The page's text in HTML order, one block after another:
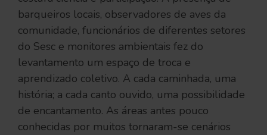
barqueiros locais, observadores de aves da
comunidade, funcionários de diferentes setores
do Sesc e monitores ambientais fez do
levantamento um espaço de troca e
aprendizado coletivo. A cada caminhada, uma
história; a cada canto ouvido, uma possibilidade
de encantamento. As áreas antes pouco
conhecidas por muitos tornaram-se cenários